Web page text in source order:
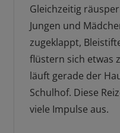
Gleichzeitig
Jungen und
zugeklappt,
flüstern sich etwas
läuft gerade der
Schulhof. Diese
viele Impulse aus.